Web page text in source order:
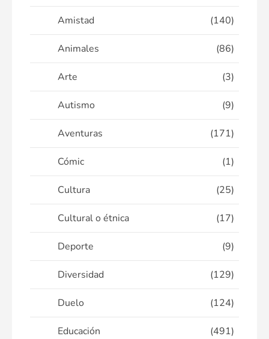
Amistad (140)
Animales (86)
Arte (3)
Autismo (9)
Aventuras (171)
Cómic (1)
Cultura (25)
Cultural o étnica (17)
Deporte (9)
Diversidad (129)
Duelo (124)
Educación (491)